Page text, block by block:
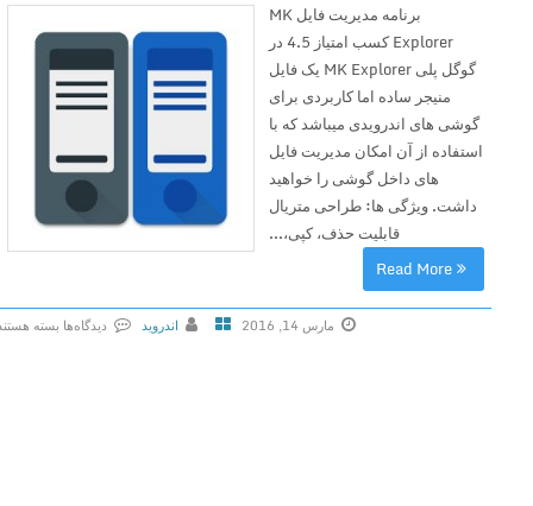
برنامه مدیریت فایل MK
Explorer کسب امتیاز 4.5 در
گوگل پلی MK Explorer یک فایل
منیجر ساده اما کاربردی برای
گوشی های اندرویدی میباشد که با
استفاده از آن امکان مدیریت فایل
های داخل گوشی را خواهید
داشت. ویژگی ها: طراحی متریال
قابلیت حذف، کپی،...
Read More
مارس 14, 2016 اندروید
دیدگاه‌هابسته هستند